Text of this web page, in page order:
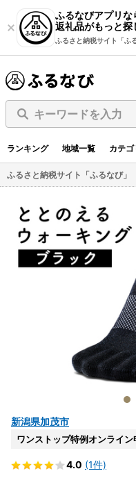
ふるなびアプリな
返礼品がもっと探
ふるさと納税サイト「ふ
キーワードを入力
ランキング 地域一覧 カテゴ
ふるさと納税サイト「ふるなび」
新潟県加茂市
ワンストップ特例オンライン
4.0 (1件)